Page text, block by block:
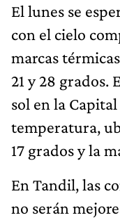
El lunes se
con el cielo
marcas
21 y 28 grados.
sol en la
temperatura,
17 grados y la
En Tandil, las
no serán